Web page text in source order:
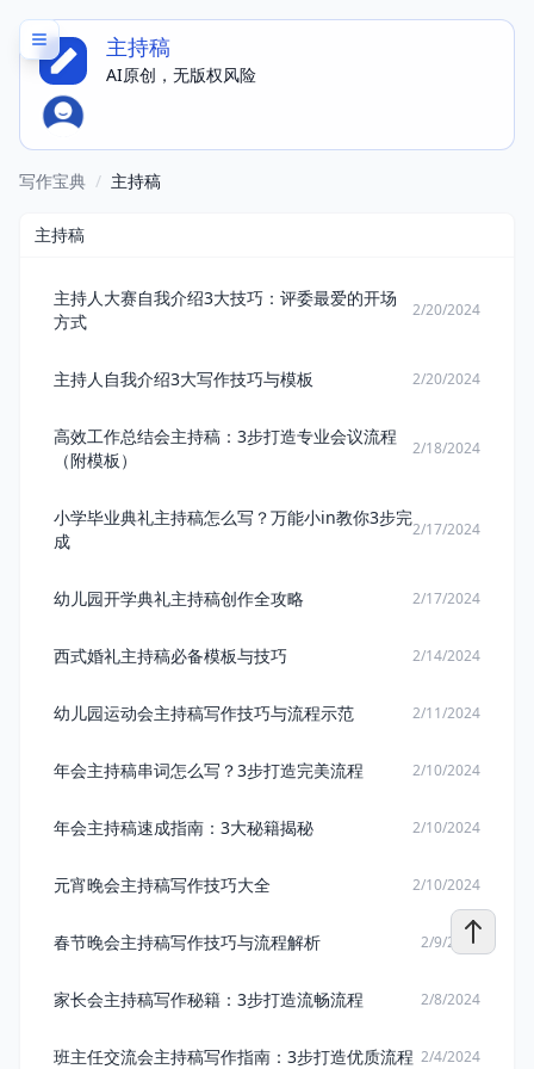
主持稿
AI原创，无版权风险
写作宝典 / 主持稿
主持稿
主持人大赛自我介绍3大技巧：评委最爱的开场
方式
2/20/2024
主持人自我介绍3大写作技巧与模板 2/20/2024
高效工作总结会主持稿：3步打造专业会议流程
（附模板）
2/18/2024
小学毕业典礼主持稿怎么写？万能小in教你3步完
成
2/17/2024
幼儿园开学典礼主持稿创作全攻略 2/17/2024
西式婚礼主持稿必备模板与技巧 2/14/2024
幼儿园运动会主持稿写作技巧与流程示范 2/11/2024
年会主持稿串词怎么写？3步打造完美流程 2/10/2024
年会主持稿速成指南：3大秘籍揭秘 2/10/2024
元宵晚会主持稿写作技巧大全 2/10/2024
春节晚会主持稿写作技巧与流程解析 2/9/2024
家长会主持稿写作秘籍：3步打造流畅流程 2/8/2024
班主任交流会主持稿写作指南：3步打造优质流程 2/4/2024